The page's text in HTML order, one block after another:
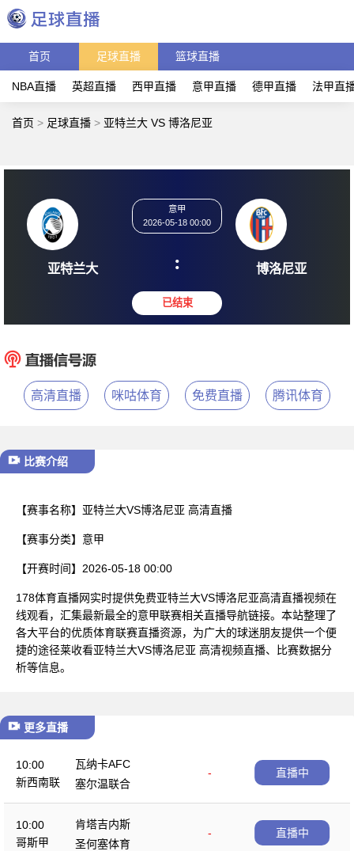
首页 足球直播 篮球直播
NBA直播 英超直播 西甲直播 意甲直播 德甲直播 法甲直
首页 > 足球直播 > 亚特兰大 VS 博洛尼亚
亚特兰大
2026-05-18 00:00
: 博洛
高清直播 咪咕体育 免费直播 腾讯体育
比赛介绍
【赛事名称】 亚特兰大VS博洛尼亚 高清直播
【赛事分类】 意甲
【开赛时间】 2026-05-18 00:00
178体育直播网实时提供免费亚特兰大VS博洛尼亚高清直播视频在
线观看，汇集最新最全的意甲联赛相关直播导航链接。本站整理了
各大平台的优质体育联赛直播资源，为广大的球迷朋友提供一个便
捷的途径莱收看亚特兰大VS博洛尼亚 高清视频直播、比赛数据分
析等信息。
更多直播
10:00
新西南联
瓦纳卡AFC
-
塞尔温联合
直播中
10:00
哥斯甲
肯塔吉内斯
-
圣何塞体育
直播中